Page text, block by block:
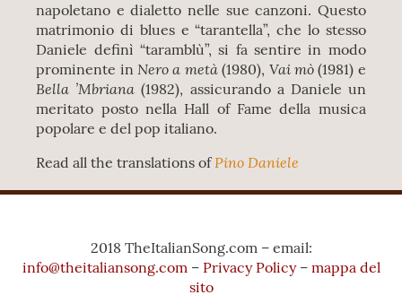
napoletano e dialetto nelle sue canzoni. Questo
matrimonio di blues e “tarantella”, che lo stesso
Daniele definì “taramblù”, si fa sentire in modo
prominente inNero a metà(1980), Vai mò(1981) e
Bella ’Mbriana (1982), assicurando a Daniele un
meritato posto nella Hall of Fame della musica
popolare e del pop italiano.
Read all the translations ofPino Daniele
2018 TheItalianSong.com – email:
info@theitaliansong.com– Privacy Policy – mappa del
sito